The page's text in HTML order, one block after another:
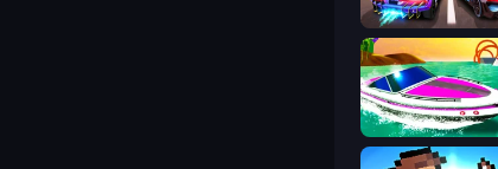
Night City Racing
Jet Boat Racing